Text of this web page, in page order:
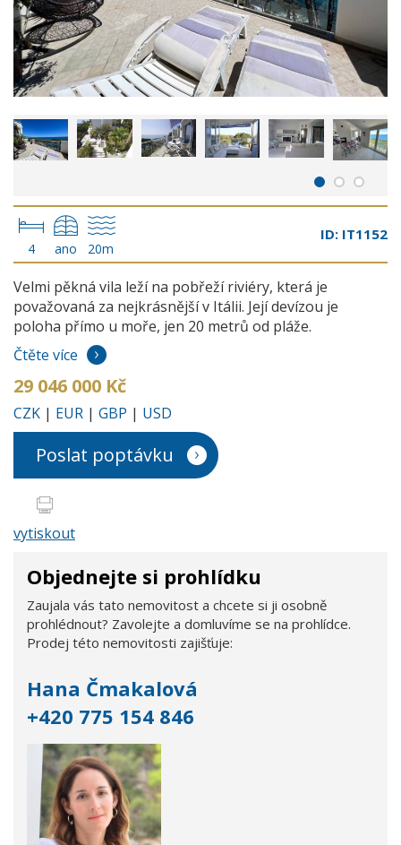
4 ano 20m
ID: IT1152
Velmi pěkná vila leží na pobřeží riviéry, která je
považovaná za nejkrásnější v Itálii. Její devízou je
poloha přímo u moře, jen 20 metrů od pláže.
Čtěte více
29 046 000 Kč
CZK | EUR | GBP | USD
Poslat poptávku
vytiskout
Objednejte si prohlídku
Zaujala vás tato nemovitost a chcete si ji osobně
prohlédnout? Zavolejte a domluvíme se na prohlídce.
Prodej této nemovitosti zajišťuje:
Hana Čmakalová
+420 775 154 846